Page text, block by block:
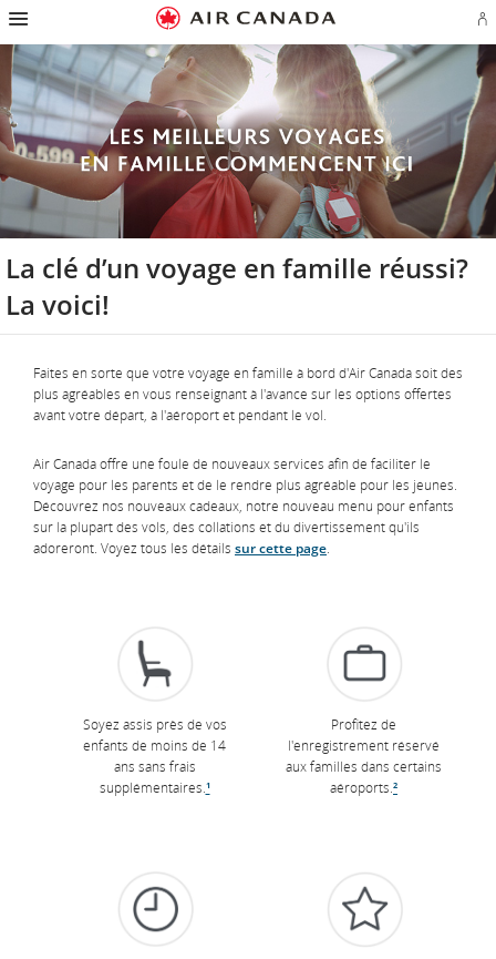
Passez
la
page
d'accueil
Passer
la
navigation
principale
Passer
contenu
Passez
champ
de
recherche
Passer
liens
en
bas
page
Passer
plan
du
site
Passer
Pour
nous
joindre
ou
La clé d’un voyage en famille réussi?
La voici!
Faites en sorte que votre voyage en famille à bord d'Air Canada soit des
plus agréables en vous renseignant à l'avance sur les options offertes
avant votre départ, à l'aéroport et pendant le vol.
Air Canada offre une foule de nouveaux services afin de faciliter le
voyage pour les parents et de le rendre plus agréable pour les jeunes.
Découvrez nos nouveaux cadeaux, notre nouveau menu pour enfants
sur la plupart des vols, des collations et du divertissement qu'ils
adoreront. Voyez tous les détails sur cette page.
Soyez assis près de vos
enfants de moins de 14
ans sans frais
supplémentaires.¹
Profitez de
l'enregistrement réservé
aux familles dans certains
aéroports.²